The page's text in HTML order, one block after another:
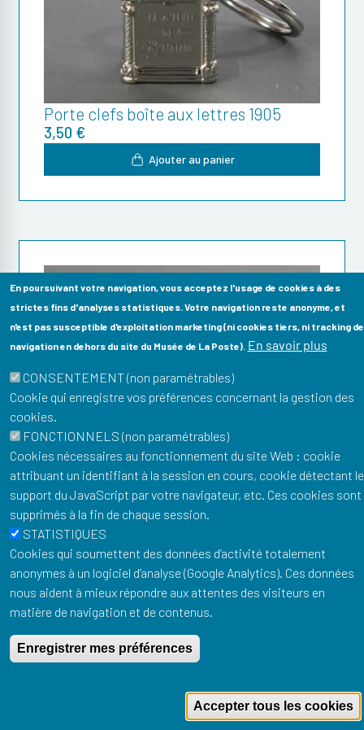
Porte clefs boîte aux lettres 1905
3,50 €
Ajouter au panier
Porte clefs boîte aux lettres 1918
3,50 €
Ajouter au panier
En poursuivant votre navigation, vous acceptez l'usage de cookies à des
strictes fins d'analyses statistiques. Votre navigation reste anonyme, et
n'est pas susceptible d'exploitation marketing (ni cookies tiers, ni tracking de
navigation en dehors du site du Musée de La Poste). En savoir plus
CONSENTEMENT (non paramétrables)
Cookie qui enregistre vos préférences concernant la gestion des
cookies.
FONCTIONNELS (non paramétrables)
Cookies nécessaires au fonctionnement du site Web : cookie
attribuant un identifiant à la session en cours, cookie détectant le
support du JavaScript par votre navigateur, etc. Ces cookies sont
supprimés à la fin de chaque session.
STATISTIQUES
Cookies qui soumettent des données d’activité totalement
anonymes à un logiciel d’analyse (Google Analytics). Ces données
nous aident à mieux répondre aux attentes des visiteurs en
matière de navigation et de contenus.
Enregistrer mes préférences
Accepter tous les cookies